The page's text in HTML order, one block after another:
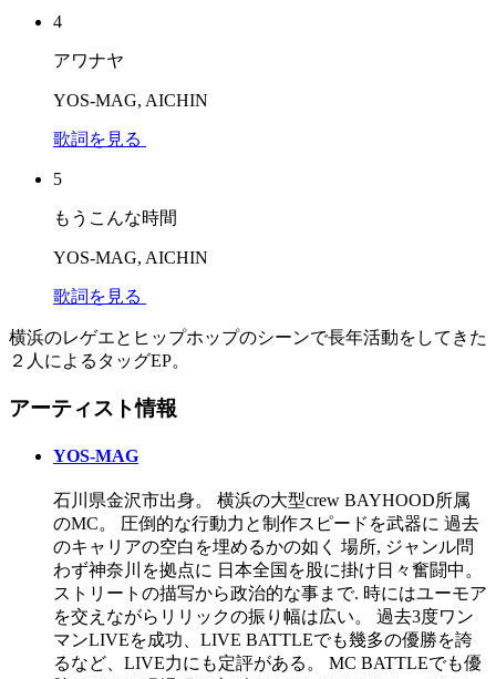
4
アワナヤ
YOS-MAG, AICHIN
歌詞を見る
5
もうこんな時間
YOS-MAG, AICHIN
歌詞を見る
横浜のレゲエとヒップホップのシーンで長年活動をしてきた
２人によるタッグEP。
アーティスト情報
YOS-MAG
石川県金沢市出身。 横浜の大型crew BAYHOOD所属
のMC。 圧倒的な行動力と制作スピードを武器に 過去
のキャリアの空白を埋めるかの如く 場所, ジャンル問
わず神奈川を拠点に 日本全国を股に掛け日々奮闘中。
ストリートの描写から政治的な事まで. 時にはユーモア
を交えながらリリックの振り幅は広い。 過去3度ワン
マンLIVEを成功、LIVE BATTLEでも幾多の優勝を誇
るなど、LIVE力にも定評がある。 MC BATTLEでも優